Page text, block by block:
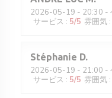
2026-05-19 - 20:30 -
サービス : 5/5 雰囲気 :
Stéphanie D
2026-05-19 - 21:00 -
サービス : 5/5 雰囲気 :